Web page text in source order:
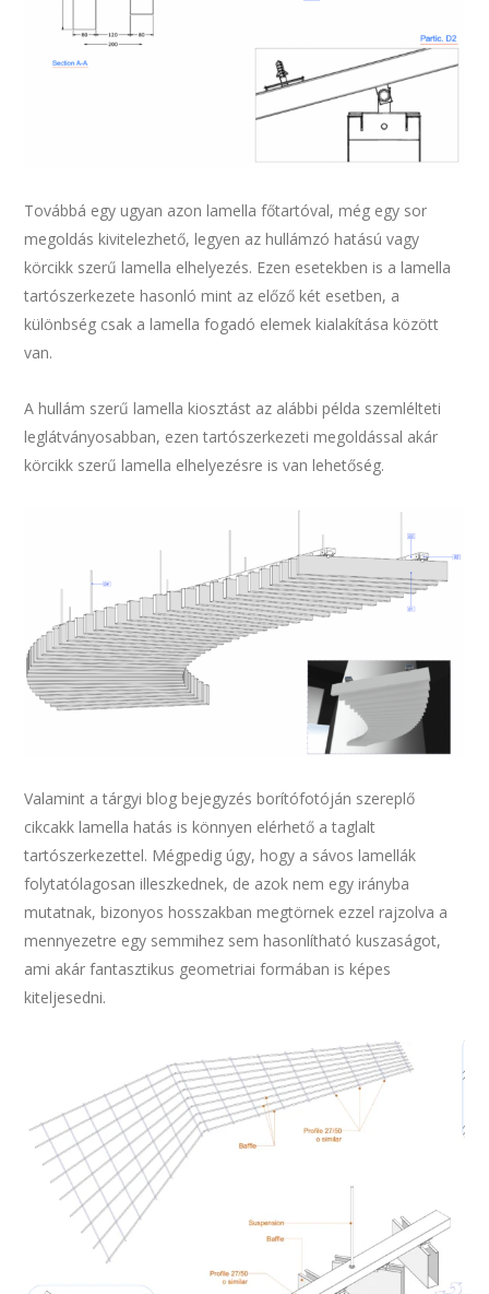
Továbbá egy ugyan azon lamella főtartóval, még egy sor
megoldás kivitelezhető, legyen az hullámzó hatású vagy
körcikk szerű lamella elhelyezés. Ezen esetekben is a lamella
tartószerkezete hasonló mint az előző két esetben, a
különbség csak a lamella fogadó elemek kialakítása között
van.
A hullám szerű lamella kiosztást az alábbi példa szemlélteti
leglátványosabban, ezen tartószerkezeti megoldással akár
körcikk szerű lamella elhelyezésre is van lehetőség.
Valamint a tárgyi blog bejegyzés borítófotóján szereplő
cikcakk lamella hatás is könnyen elérhető a taglalt
tartószerkezettel. Mégpedig úgy, hogy a sávos lamellák
folytatólagosan illeszkednek, de azok nem egy irányba
mutatnak, bizonyos hosszakban megtörnek ezzel rajzolva a
mennyezetre egy semmihez sem hasonlítható kuszaságot,
ami akár fantasztikus geometriai formában is képes
kiteljesedni.